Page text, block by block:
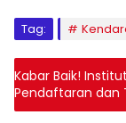
Tag:
Kabar Baik!
Pendaftaran dan
Penjelasannya